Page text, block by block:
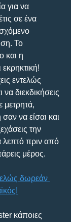
για να
σε ένα
Το
και η
εντελώς
διεκδικήσεις
μετρητά,
να είσαι και
την
λεπτό πριν από
μέρος.
δωρεάν
κάποιες